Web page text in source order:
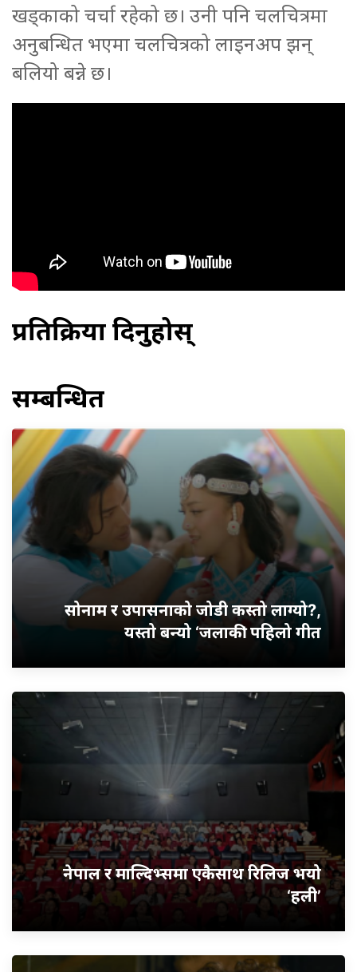
खड्काको चर्चा रहेको छ। उनी पनि चलचित्रमा
अनुबन्धित भएमा चलचित्रको लाइनअप झन्
बलियो बन्ने छ।
प्रतिक्रिया दिनुहोस्
सम्बन्धित
सोनाम र उपासनाको जोडी कस्तो लाग्यो?,
यस्तो बन्यो ‘जलाकी’ पहिलो गीत
नेपाल र माल्दिभ्समा एकैसाथ रिलिज भयो
‘हली’